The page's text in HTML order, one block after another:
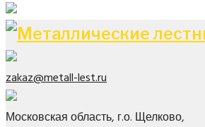
zakaz@metall-lest.ru
Московская область, г.о. Щелково,